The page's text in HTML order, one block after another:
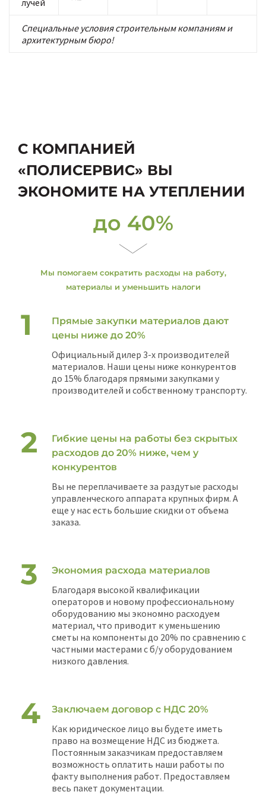
лучей
Специальные условия строительным компаниям и
архитектурным бюро!
С КОМПАНИЕЙ
«ПОЛИСЕРВИС» ВЫ
ЭКОНОМИТЕ НА УТЕПЛЕНИИ
до 40%
Мы помогаем сократить расходы на работу,
материалы и уменьшить налоги
Прямые закупки материалов дают
цены ниже до 20%
Официальный дилер 3-х производителей
материалов. Наши цены ниже конкурентов
до 15% благодаря прямыми закупками у
производителей и собственному транспорту.
Гибкие цены на работы без скрытых
расходов до 20% ниже, чем у
конкурентов
Вы не переплачиваете за раздутые расходы
управленческого аппарата крупных фирм. А
еще у нас есть большие скидки от объема
заказа.
Экономия расхода материалов
Благодаря высокой квалификации
операторов и новому профессиональному
оборудованию мы экономно расходуем
материал, что приводит к уменьшению
сметы на компоненты до 20% по сравнению с
частными мастерами с б/у оборудованием
низкого давления.
Заключаем договор с НДС 20%
Как юридическое лицо вы будете иметь
право на возмещение НДС из бюджета.
Постоянным заказчикам предоставляем
возможность оплатить наши работы по
факту выполнения работ. Предоставляем
весь пакет документации.